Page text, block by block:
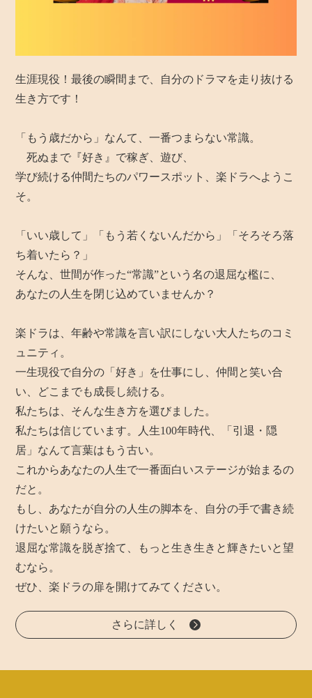
生涯現役！最後の瞬間まで、自分のドラマを走り抜ける
生き方です！
「もう歳だから」なんて、一番つまらない常識。
死ぬまで『好き』で稼ぎ、遊び、
学び続ける仲間たちのパワースポット、楽ドラへようこ
そ。
「いい歳して」「もう若くないんだから」「そろそろ落
ち着いたら？」
そんな、世間が作った“常識”という名の退屈な檻に、
あなたの人生を閉じ込めていませんか？
楽ドラは、年齢や常識を言い訳にしない大人たちのコミ
ュニティ。
一生現役で自分の「好き」を仕事にし、仲間と笑い合
い、どこまでも成長し続ける。
私たちは、そんな生き方を選びました。
私たちは信じています。人生100年時代、「引退・隠
居」なんて言葉はもう古い。
これからあなたの人生で一番面白いステージが始まるの
だと。
もし、あなたが自分の人生の脚本を、自分の手で書き続
けたいと願うなら。
退屈な常識を脱ぎ捨て、もっと生き生きと輝きたいと望
むなら。
ぜひ、楽ドラの扉を開けてみてください。
さらに詳しく